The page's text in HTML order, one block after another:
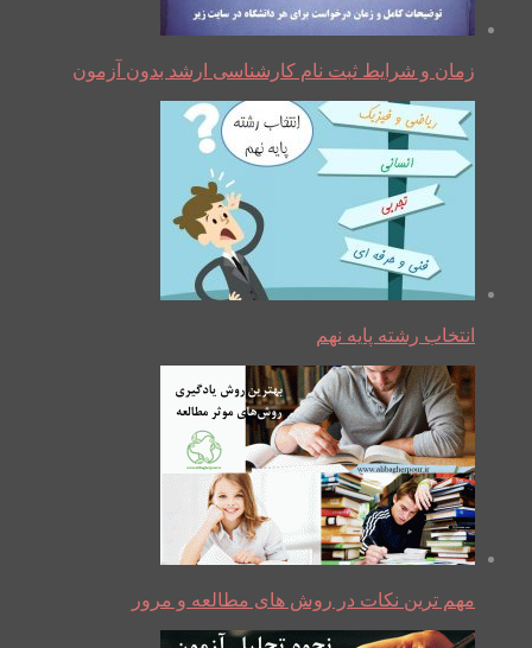
زمان و شرایط ثبت نام کارشناسی ارشد بدون آزمون
انتخاب رشته پایه نهم
مهم ترین نکات در روش های مطالعه و مرور